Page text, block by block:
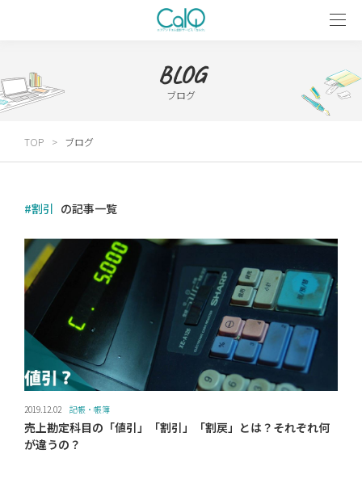
BLOG
ブログ
TOP ブログ
#割引 の記事一覧
2019.12.02 記帳・帳簿
売上勘定科目の「値引」「割引」「割戻」とは？それぞれ何
が違うの？